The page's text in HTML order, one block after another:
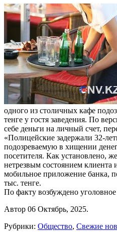
одного из столичных кафе
тенге у гостя заведения. По
себе деньги на личный счет,
«Полицейские задержали 32-
подозреваемую в хищении денег
посетителя. Как установлено,
нетрезвым состоянием клиента
мобильное приложение банка,
тыс. тенге.
По факту возбуждено уголовное
Автор 06 Октябрь, 2025.
Рубрики: Общество, Свежие